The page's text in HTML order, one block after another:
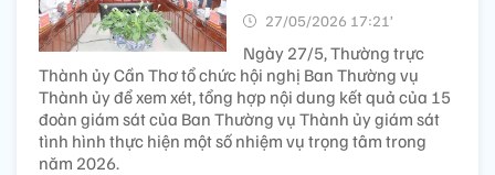
27/05/2026 17:21’
Ngày 27/5, Thường trực
Thành ủy Cần Thơ tổ chức hội nghị Ban Thường vụ
Thành ủy để xem xét, tổng hợp nội dung kết quả của 15
đoàn giám sát của Ban Thường vụ Thành ủy giám sát
tình hình thực hiện một số nhiệm vụ trọng tâm trong
năm 2026.